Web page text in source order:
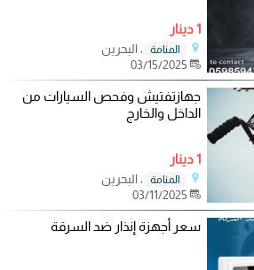
1 دينار
المنامة
، البحرين
جهازتفتيش وفحص السيارات من
الداخل والخارج
1 دينار
المنامة
، البحرين
سعر أجهزة إنذار ضد السرقة